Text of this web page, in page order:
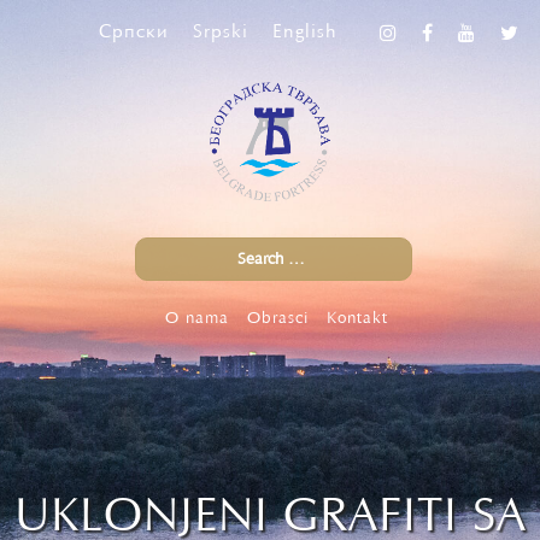
Српски Srpski English
O nama Obrasci Kontakt
UKLONJENI GRAFITI SA